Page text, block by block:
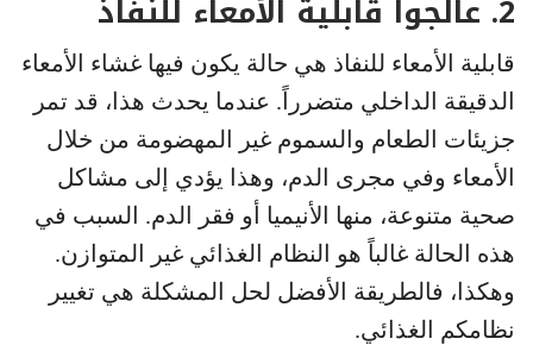
2. عالجوا قابلية الأمعاء للنفاذ
قابلية الأمعاء للنفاذ هي حالة يكون فيها غشاء الأمعاء
الدقيقة الداخلي متضرراً. عندما يحدث هذا، قد تمر
جزيئات الطعام والسموم غير المهضومة من خلال
الأمعاء وفي مجرى الدم، وهذا يؤدي إلى مشاكل
صحية متنوعة، منها الأنيميا أو فقر الدم. السبب في
هذه الحالة غالباً هو النظام الغذائي غير المتوازن.
وهكذا، فالطريقة الأفضل لحل المشكلة هي تغيير
نظامكم الغذائي.